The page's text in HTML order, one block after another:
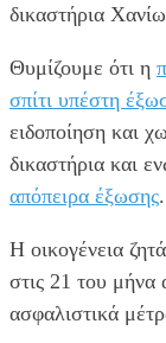
δικαστήρια
Θυμίζουμε ότι η
σπίτι υπέστη
ειδοποίηση και
δικαστήρια και
απόπειρα έξωσης.
Η οικογένεια
στις 21 του μήνα
ασφαλιστικά